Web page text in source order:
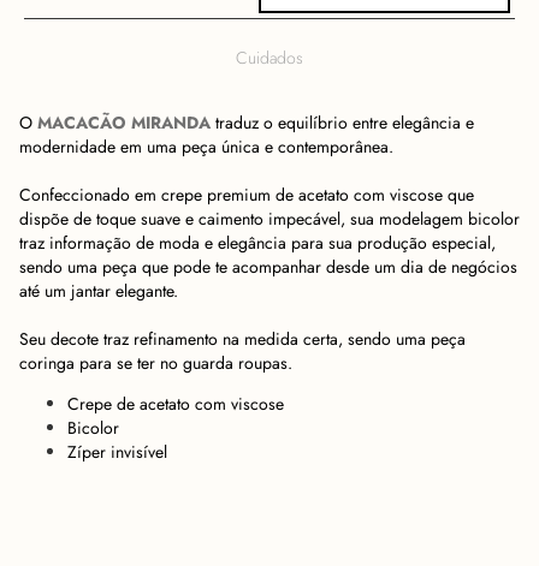
Cuidados
O MACACÃO MIRANDA traduz o equilíbrio entre elegância e
modernidade em uma peça única e contemporânea.
Confeccionado em crepe premium de acetato com viscose que
dispõe de toque suave e caimento impecável, sua modelagem bicolor
traz informação de moda e elegância para sua produção especial,
sendo uma peça que pode te acompanhar desde um dia de negócios
até um jantar elegante.
Seu decote traz refinamento na medida certa, sendo uma peça
coringa para se ter no guarda roupas.
Crepe de acetato com viscose
Bicolor
Zíper invisível